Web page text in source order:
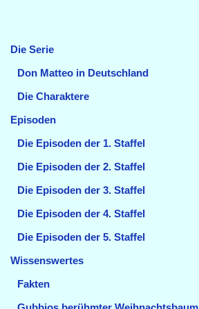
Die Serie
Don Matteo in Deutschland
Die Charaktere
Episoden
Die Episoden der 1. Staffel
Die Episoden der 2. Staffel
Die Episoden der 3. Staffel
Die Episoden der 4. Staffel
Die Episoden der 5. Staffel
Wissenswertes
Fakten